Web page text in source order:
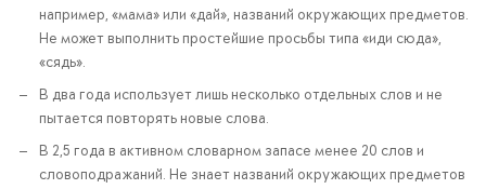
например, «мама» или «дай», названий окружающих предметов.
Не может выполнить простейшие просьбы типа «иди сюда»,
«сядь».
В два года использует лишь несколько отдельных слов и не
пытается повторять новые слова.
В 2,5 года в активном словарном запасе менее 20 слов и
словоподражаний. Не знает названий окружающих предметов